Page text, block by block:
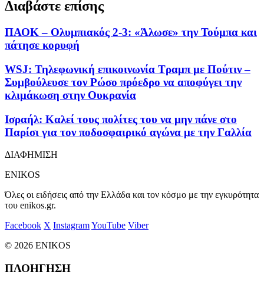
Διαβάστε επίσης
ΠΑΟΚ – Ολυμπιακός 2-3: «Άλωσε» την Τούμπα και
πάτησε κορυφή
WSJ: Τηλεφωνική επικοινωνία Τραμπ με Πούτιν –
Συμβούλευσε τον Ρώσο πρόεδρο να αποφύγει την
κλιμάκωση στην Ουκρανία
Ισραήλ: Καλεί τους πολίτες του να μην πάνε στο
Παρίσι για τον ποδοσφαιρικό αγώνα με την Γαλλία
ΔΙΑΦΗΜΙΣΗ
ENIKOS
Όλες οι ειδήσεις από την Ελλάδα και τον κόσμο με την εγκυρότητα
του enikos.gr.
Facebook X InstagramYouTube Viber
© 2026 ENIKOS
ΠΛΟΗΓΗΣΗ